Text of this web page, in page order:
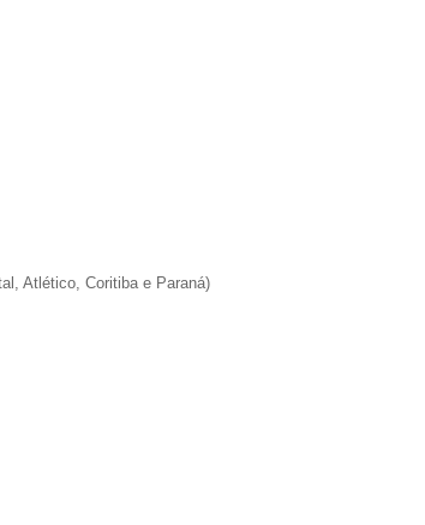
Atlético, Coritiba e Paraná)